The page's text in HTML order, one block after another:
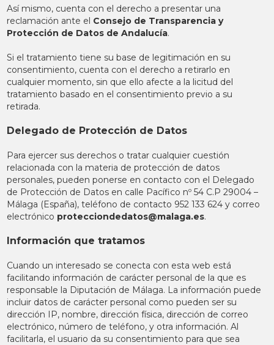
Así mismo, cuenta con el derecho a presentar una
reclamación ante el Consejo de Transparencia y
Protección de Datos de Andalucía.
Si el tratamiento tiene su base de legitimación en su
consentimiento, cuenta con el derecho a retirarlo en
cualquier momento, sin que ello afecte a la licitud del
tratamiento basado en el consentimiento previo a su
retirada.
Delegado de Protección de Datos
Para ejercer sus derechos o tratar cualquier cuestión
relacionada con la materia de protección de datos
personales, pueden ponerse en contacto con el Delegado
de Protección de Datos en calle Pacífico nº 54 C.P 29004 –
Málaga (España), teléfono de contacto 952 133 624 y correo
electrónico protecciondedatos@malaga.es.
Información que tratamos
Cuando un interesado se conecta con esta web está
facilitando información de carácter personal de la que es
responsable la Diputación de Málaga. La información puede
incluir datos de carácter personal como pueden ser su
dirección IP, nombre, dirección física, dirección de correo
electrónico, número de teléfono, y otra información. Al
facilitarla, el usuario da su consentimiento para que sea